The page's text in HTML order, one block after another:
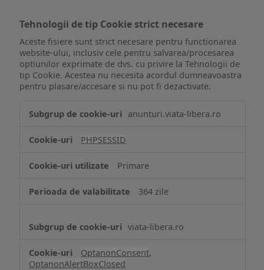
Tehnologii de tip Cookie strict necesare
Aceste fisiere sunt strict necesare pentru functionarea
website-ului, inclusiv cele pentru salvarea/procesarea
optiunilor exprimate de dvs. cu privire la Tehnologii de
tip Cookie. Acestea nu necesita acordul dumneavoastra
pentru plasare/accesare si nu pot fi dezactivate.
de
Cookie
necesare
anunturi.viata-libera.ro
PHPSESSID
Primare
364 zile
viata-libera.ro
OptanonConsent,
OptanonAlertBoxClosed